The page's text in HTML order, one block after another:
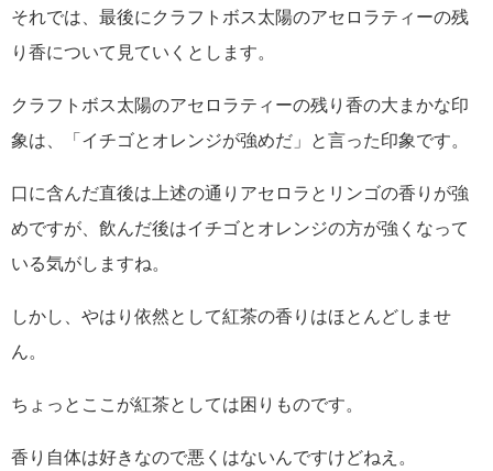
それでは、最後にクラフトボス太陽のアセロラティーの残
り香について見ていくとします。
クラフトボス太陽のアセロラティーの残り香の大まかな印
象は、「イチゴとオレンジが強めだ」と言った印象です。
口に含んだ直後は上述の通りアセロラとリンゴの香りが強
めですが、飲んだ後はイチゴとオレンジの方が強くなって
いる気がしますね。
しかし、やはり依然として紅茶の香りはほとんどしませ
ん。
ちょっとここが紅茶としては困りものです。
香り自体は好きなので悪くはないんですけどねえ。